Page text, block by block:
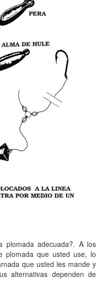
plomada adecuada?. A los
plomada que usted use, lo
que usted les mande y
alternativas dependen de